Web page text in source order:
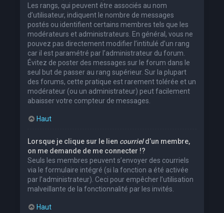
Les rangs, qui peuvent être associés au nom
d’utilisateur, indiquent le nombre de messages
postés ou identifient certains membres tels que les
modérateurs et administrateurs. En général, vous ne
pouvez pas directement modifier l’intitulé d’un rang
car il est paramétré par l’administrateur du forum.
Évitez de poster des messages sur le forum dans le
seul but de passer au rang supérieur. Sur la plupart
des forums, cette pratique est rarement tolérée et un
modérateur (ou un administrateur) peut facilement
abaisser votre compteur de messages.
Haut
Lorsque je clique sur le lien courrield’un membre,
on me demande de me connecter !?
Seuls les membres peuvent s’envoyer des courriels
via le formulaire intégré (si la fonction a été activée
par l’administrateur). Ceci pour empêcher l’utilisation
malveillante de la fonctionnalité par les invités.
Haut